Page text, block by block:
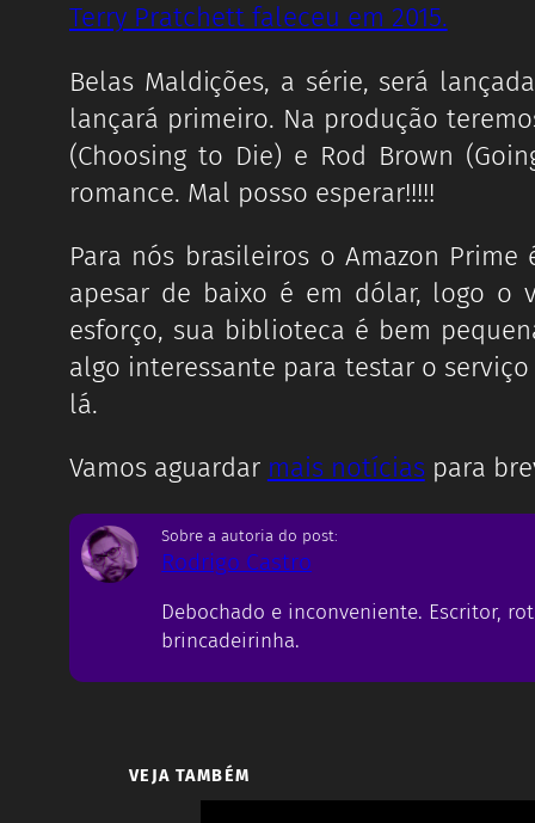
Terry Pratchett faleceu em 2015.
Belas Maldições, a série, será
lançará primeiro. Na produção
(Choosing to Die) e Rod Brown
romance. Mal posso esperar!!!!!
Para nós brasileiros o Amazon
apesar de baixo é em dólar, logo o
esforço, sua biblioteca é bem
algo interessante para testar o
lá.
Vamos aguardar mais notíciaspara
Sobre a autoria do post:
Rodrigo Castro
Debochado e inconveniente. Escritor,
brincadeirinha.
VEJA TAMBÉM